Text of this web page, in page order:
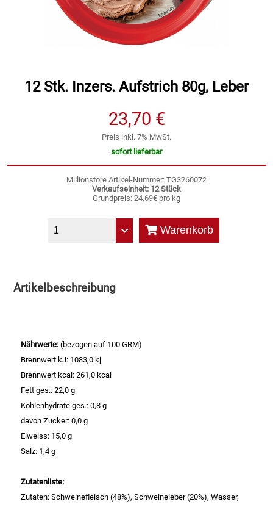
Speichermedien und Rohlinge
Zubehör
Bunte Palette
Cateringzubehör
Convenience Obst & Gemüse
Fertiggerichte trocken
Fruchtsaft
Frühstück / Cerealien
Frühstück / süße Aufstriche
Garnierung
12 Stk. Inzers. Aufstrich 80g, Leber
23,70 €
Preis inkl. 7% MwSt.
sofort lieferbar
Millionstore Artikel-Nummer: TG3260072
Verkaufseinheit: 12 Stück
Grundpreis: 24,69€ pro kg
Warenkorb
Artikelbeschreibung
Nährwerte:(bezogen auf 100 GRM)
Brennwert kJ: 1083,0 kj
Brennwert kcal: 261,0 kcal
Fett ges.: 22,0 g
Kohlenhydrate ges.: 0,8 g
davon Zucker: 0,0 g
Eiweiss: 15,0 g
Salz: 1,4 g
Zutatenliste:
Zutaten: Schweinefleisch (48%), Schweineleber (20%), Wasser,